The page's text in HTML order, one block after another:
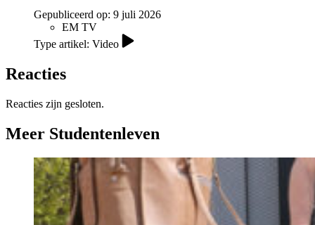
Gepubliceerd op: 9 juli 2026
EM TV
Type artikel: Video
Reacties
Reacties zijn gesloten.
Meer Studentenleven